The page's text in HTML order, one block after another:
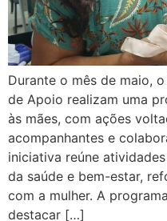
Durante o mês de maio,
de Apoio realizam uma
às mães, com ações
acompanhantes e
iniciativa reúne
da saúde e bem-estar,
com a mulher. A
destacar […]